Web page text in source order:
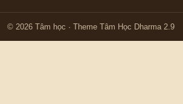
© 2026 Tâm học · Theme Tâm Học Dharma 2.9